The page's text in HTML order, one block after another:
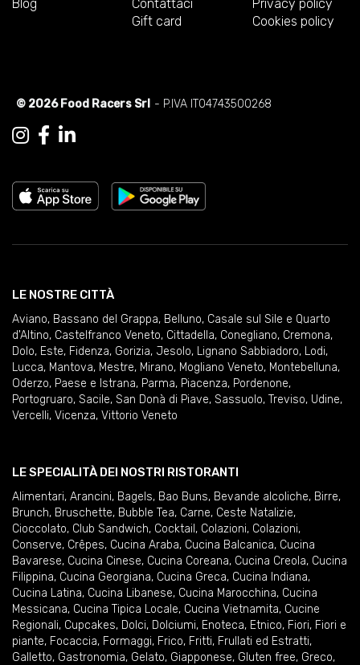
Blog
Contattaci
Gift card
Privacy policy
Cookies policy
© 2026 Food Racers Srl - P.IVA IT04743500268
LE NOSTRE CITTÀ
Aviano, Bassano del Grappa, Belluno, Casale sul Sile e Quarto
d'Altino, Castelfranco Veneto, Cittadella, Conegliano, Cremona,
Dolo, Este, Fidenza, Gorizia, Jesolo, Lignano Sabbiadoro, Lodi,
Lucca, Mantova, Mestre, Mirano, Mogliano Veneto, Montebelluna,
Oderzo, Paese e Istrana, Parma, Piacenza, Pordenone,
Portogruaro, Sacile, San Donà di Piave, Sassuolo, Treviso, Udine,
Vercelli, Vicenza, Vittorio Veneto
LE SPECIALITÀ DEI NOSTRI RISTORANTI
Alimentari, Arancini, Bagels, Bao Buns, Bevande alcoliche, Birre,
Brunch, Bruschette, Bubble Tea, Carne, Ceste Natalizie,
Cioccolato, Club Sandwich, Cocktail , Colazioni, Colazioni,
Conserve, Crêpes, Cucina Araba, Cucina Balcanica, Cucina
Bavarese, Cucina Cinese, Cucina Coreana, Cucina Creola, Cucina
Filippina, Cucina Georgiana, Cucina Greca, Cucina Indiana,
Cucina Latina, Cucina Libanese, Cucina Marocchina, Cucina
Messicana, Cucina Tipica Locale, Cucina Vietnamita, Cucine
Regionali, Cupcakes, Dolci, Dolciumi, Enoteca, Etnico, Fiori, Fiori e
piante, Focaccia, Formaggi, Frico, Fritti, Frullati ed Estratti,
Galletto, Gastronomia, Gelato, Giapponese, Gluten free, Greco,